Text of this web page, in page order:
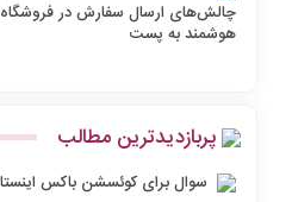
چالش‌های ارسال سفارش در فروشگاه
هوشمند به پست
پربازدیدترین مطالب
سوال برای کوئسشن باکس